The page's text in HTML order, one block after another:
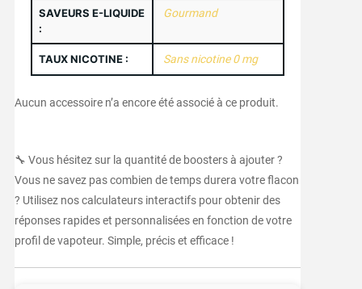
SAVEURS E-LIQUIDE
:
Gourmand
TAUX NICOTINE : Sans nicotine 0 mg
Aucun accessoire n’a encore été associé à ce produit.
🔧 Vous hésitez sur la quantité de boosters à ajouter ?
Vous ne savez pas combien de temps durera votre flacon
? Utilisez nos calculateurs interactifs pour obtenir des
réponses rapides et personnalisées en fonction de votre
profil de vapoteur. Simple, précis et efficace !